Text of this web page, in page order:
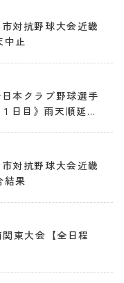
対抗野球大会近畿
中止
本クラブ野球選手
日目》雨天順延の
対抗野球大会近畿
結果
東大会【全日程